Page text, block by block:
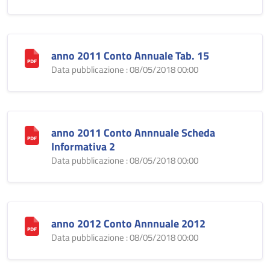
anno 2011 Conto Annuale Tab. 15
Data pubblicazione : 08/05/2018 00:00
anno 2011 Conto Annnuale Scheda
Informativa 2
Data pubblicazione : 08/05/2018 00:00
anno 2012 Conto Annnuale 2012
Data pubblicazione : 08/05/2018 00:00